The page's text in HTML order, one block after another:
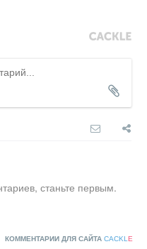
станьте первым.
КОММЕНТАРИИ ДЛЯ САЙТА CACKL E